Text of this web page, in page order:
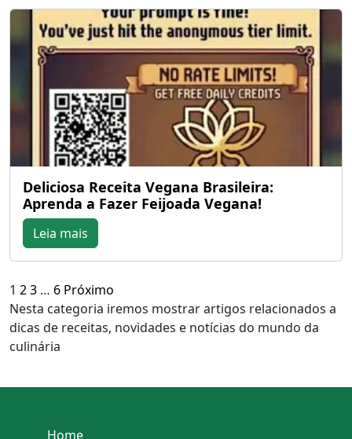
Deliciosa Receita Vegana Brasileira:
Aprenda a Fazer Feijoada Vegana!
Leia mais
Paginação
de
posts
1 23 … 6 Próximo
Nesta categoria iremos mostrar artigos relacionados a
dicas de receitas, novidades e notícias do mundo da
culinária
Home